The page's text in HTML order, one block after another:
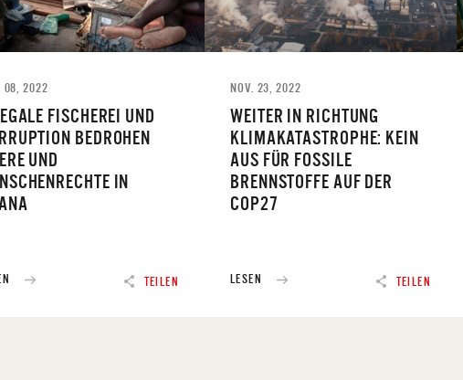
TEILEN
08, 2022
FISCHEREI UND
BEDROHEN
UND
IN
TEILEN
NOV. 23, 2022
WEITER IN RICHTUNG
KLIMAKATASTROPHE: KEIN
AUS FÜR FOSSILE
BRENNSTOFFE AUF DER
COP27
LESEN